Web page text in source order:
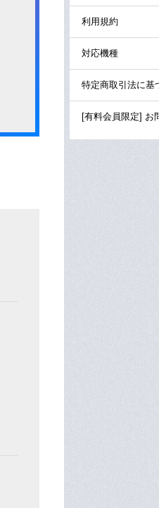
利用規約
対応機種
特定商取引法に基
[有料会員限定] お